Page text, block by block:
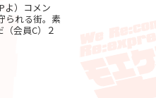
よ）コメン
られる街。素
会員C）２